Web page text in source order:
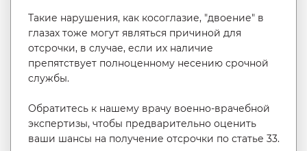
Такие нарушения, как косоглазие, "двоение" в
глазах тоже могут являться причиной для
отсрочки, в случае, если их наличие
препятствует полноценному несению срочной
службы.
Обратитесь к нашему врачу военно-врачебной
экспертизы, чтобы предварительно оценить
ваши шансы на получение отсрочки по статье 33.